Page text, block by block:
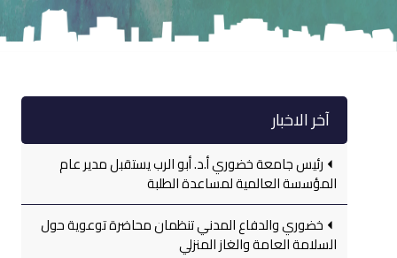
آخر الاخبار
رئيس جامعة خضوري أ.د. أبو الرب يستقبل مدير عام
المؤسسة العالمية لمساعدة الطلبة
خضوري والدفاع المدني تنظمان محاضرة توعوية حول
السلامة العامة والغاز المنزلي